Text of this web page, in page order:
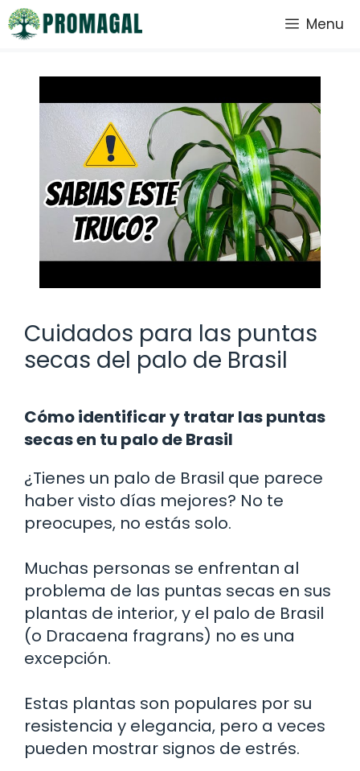
Saltar
al
Menu
Cuidados para las puntas
secas del palo de Brasil
Cómo identificar y tratar las puntas
secas en tu palo de Brasil
¿Tienes un palo de Brasil que parece
haber visto días mejores? No te
preocupes, no estás solo.
Muchas personas se enfrentan al
problema de las puntas secas en sus
plantas de interior, y el palo de Brasil
(o Dracaena fragrans) no es una
excepción.
Estas plantas son populares por su
resistencia y elegancia, pero a veces
pueden mostrar signos de estrés.